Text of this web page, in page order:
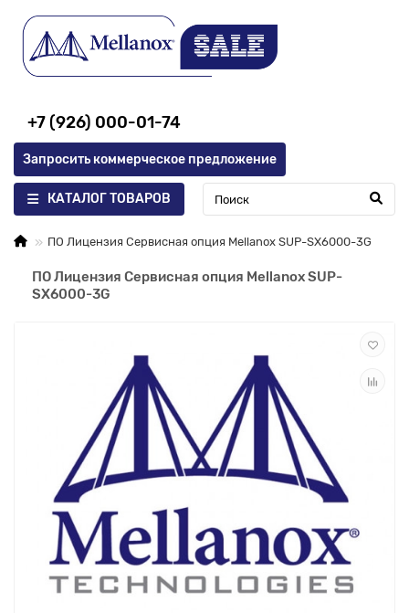
+7 (926) 000-01-74
Запросить коммерческое предложение
КАТАЛОГ ТОВАРОВ
ПО Лицензия Сервисная опция Mellanox SUP-SX6000-3G
ПО Лицензия Сервисная опция Mellanox SUP-
SX6000-3G